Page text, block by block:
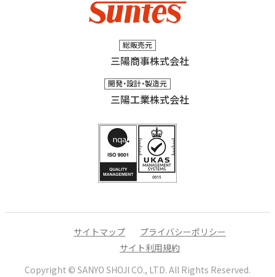
総販売元
三陽商事株式会社
開発・設計・製造元
三陽工業株式会社
サイトマップ
プライバシーポリシー
サイト利用規約
Copyright © SANYO SHOJI CO., LTD. All Rights Reserved.